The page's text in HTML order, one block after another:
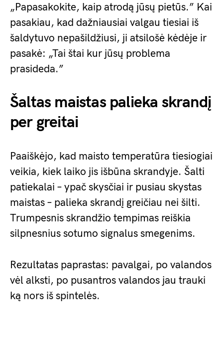
„Papasakokite, kaip atrodą jūsų pietūs.” Kai
pasakiau, kad dažniausiai valgau tiesiai iš
šaldytuvo nepašildžiusi, ji atsilošė kėdėje ir
pasakė: „Tai štai kur jūsų problema
prasideda.”
Šaltas maistas palieka skrandį
per greitai
Paaiškėjo, kad maisto temperatūra tiesiogiai
veikia, kiek laiko jis išbūna skrandyje. Šalti
patiekalai – ypač skysčiai ir pusiau skystas
maistas – palieka skrandį greičiau nei šilti.
Trumpesnis skrandžio tempimas reiškia
silpnesnius sotumo signalus smegenims.
Rezultatas paprastas: pavalgai, po valandos
vėl alksti, po pusantros valandos jau trauki
ką nors iš spintelės.